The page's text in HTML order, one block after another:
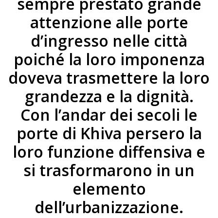
attenzione alle porte
d’ingresso nelle città
poiché la loro imponenza
doveva trasmettere la loro
grandezza e la dignità.
Con l’andar dei secoli le
porte di Khiva persero la
loro funzione diffensiva e
si trasformarono in un
elemento
dell’urbanizzazione.